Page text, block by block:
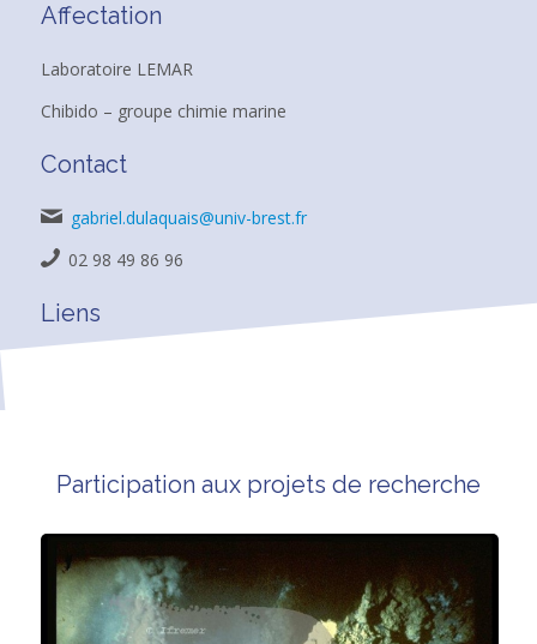
Affectation
Laboratoire LEMAR
Chibido – groupe chimie marine
Contact
gabriel.dulaquais@univ-brest.fr
02 98 49 86 96
Liens
Participation aux projets de recherche